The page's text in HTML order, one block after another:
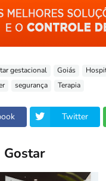
gestacional Goiás
segurança Terapia
Twitter
Gostar